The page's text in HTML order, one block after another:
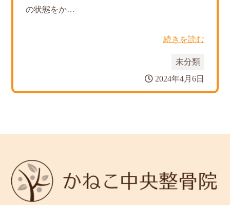
の状態をか…
続きを読む
未分類
2024年4月6日